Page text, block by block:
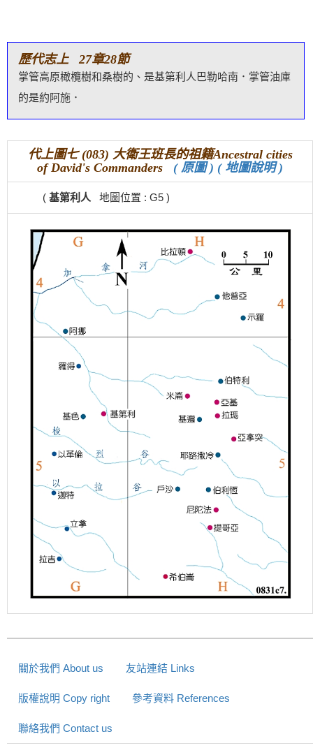
歷代志上 27章28節
掌管高原橄欖樹和桑樹的、是基第利人巴勒哈南．掌管油庫
的是約阿施．
代上圖七 (083) 大衛王班長的祖籍Ancestral cities
of David's Commanders ( 原圖 ) ( 地圖說明 )
( 基第利人 地圖位置 : G5 )
關於我們 About us 友站連結 Links
版權說明 Copy right 參考資料 References
聯絡我們 Contact us